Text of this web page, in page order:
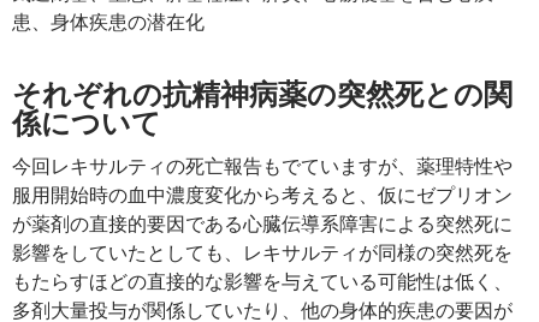
患、身体疾患の潜在化
それぞれの抗精神病薬の突然死との関
係について
今回レキサルティの死亡報告もでていますが、薬理特性や
服用開始時の血中濃度変化から考えると、仮にゼプリオン
が薬剤の直接的要因である心臓伝導系障害による突然死に
影響をしていたとしても、レキサルティが同様の突然死を
もたらすほどの直接的な影響を与えている可能性は低く、
多剤大量投与が関係していたり、他の身体的疾患の要因が